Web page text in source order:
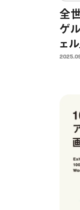
全
ゲ
ェ
ケ